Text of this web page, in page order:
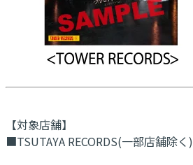
【対象店舗】
■TSUTAYA RECORDS(一部店舗除く)